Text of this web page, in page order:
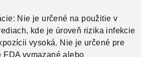
Nie je určené na použitie v
kde je úroveň rizika infekcie
vysoká. Nie je určené pre
FDA vymazané alebo